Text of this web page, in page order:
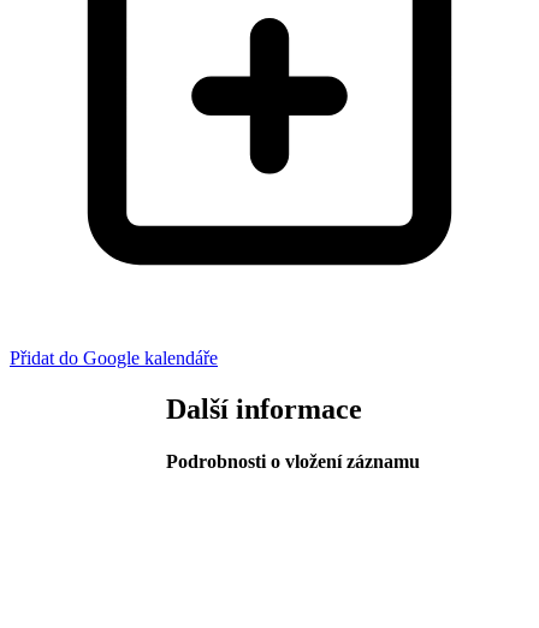
Přidat do Google kalendáře
Další informace
Podrobnosti o vložení záznamu